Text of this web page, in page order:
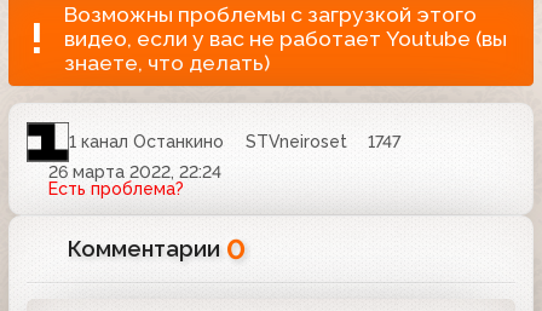
Возможны проблемы с загрузкой этого
видео, если у вас не работает Youtube (вы
знаете, что делать)
1 канал Останкино STVneiroset
1747
26 марта 2022, 22:24
Есть проблема?
Комментарии 0